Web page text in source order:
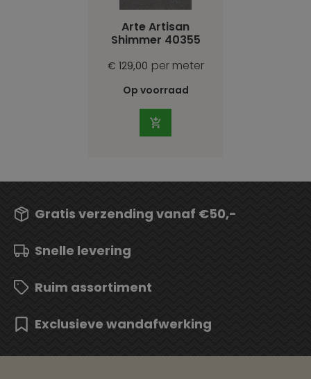
Arte Artisan
Shimmer 40355
€ 129,00 per meter
Op voorraad
Gratis verzending vanaf €50,-
Snelle levering
Ruim assortiment
Exclusieve wandafwerking